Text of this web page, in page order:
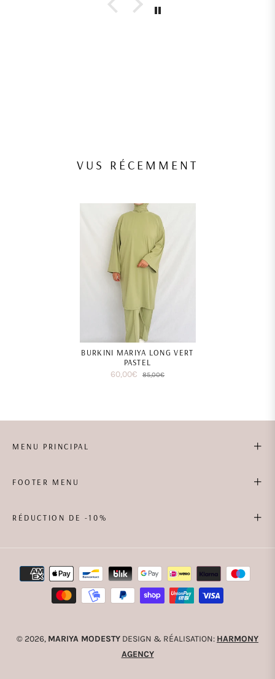
VUS RÉCEMMENT
BURKINI MARIYA LONG VERT
PASTEL
60,00€ 85,00€
MENU PRINCIPAL
FOOTER MENU
RÉDUCTION DE -10%
© 2026, MARIYA MODESTY DESIGN & RÉALISATION: HARMONY
AGENCY